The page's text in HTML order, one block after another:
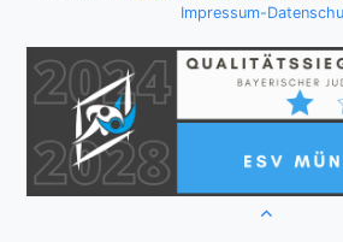
Impressum-